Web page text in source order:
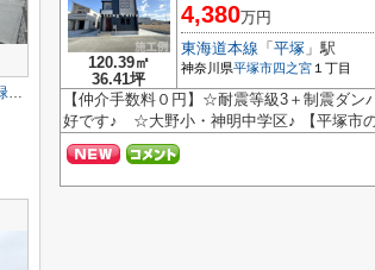
120.39㎡
36.41坪
4,380万円
東海道本線 「 平塚 」駅
神奈川県平塚市四之宮 １丁目
【仲介手数料０円】☆耐震等級3＋制震
好です♪ ☆大野小・神明中学区♪ 【平塚市
【仲介手数料０円】相模原市第4緑区下九沢 新築一戸建て 全4棟